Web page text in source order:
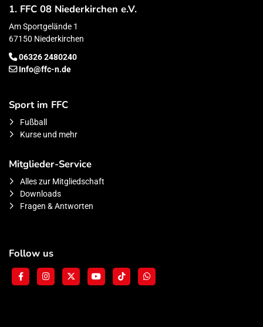
1. FFC 08 Niederkirchen e.V.
Am Sportgelände 1
67150 Niederkirchen
06326 2480240
Info@ffc-n.de
Sport im FFC
Fußball
Kurse und mehr
Mitglieder-Service
Alles zur Mitgliedschaft
Downloads
Fragen & Antworten
Follow us